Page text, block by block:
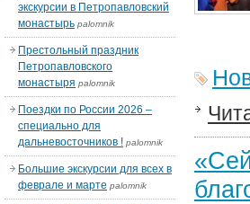
экскурсии в Петропавловский
монастырь palomnik
Престольный праздник
Петропавловского
монастыря palomnik
Поездки по России 2026 –
специально для
дальневосточников ! palomnik
Большие экскурсии для всех в
феврале и марте palomnik